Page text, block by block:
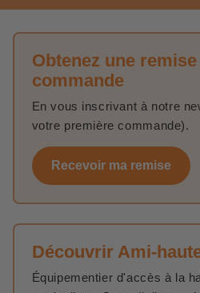
Obtenez une
commande
En vous inscrivant à notre
votre première commande).
Recevoir ma remise
Découvrir Ami-
Équipementier d'accès à la